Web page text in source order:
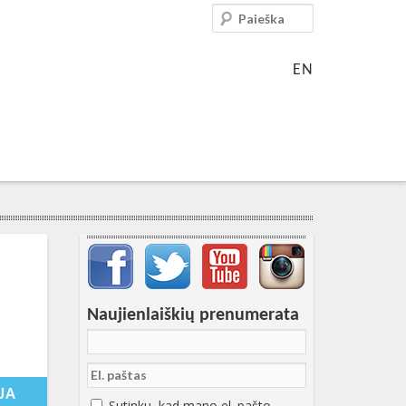
EN
Paieška
Svarbių įrašų meniu
Naujienlaiškių prenumerata
09-